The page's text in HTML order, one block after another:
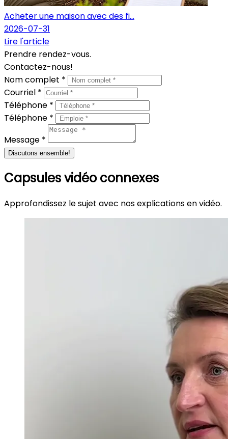
Acheter une maison avec des fi...
2026-07-31
Lire l'article
Prendre rendez-vous.
Contactez-nous!
Nom complet *
Courriel *
Téléphone *
Téléphone *
Message *
Discutons ensemble!
Capsules vidéo connexes
Approfondissez le sujet avec nos explications en vidéo.